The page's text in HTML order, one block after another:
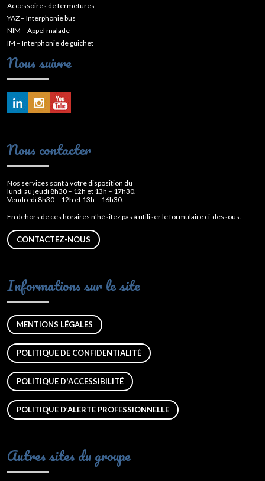
Accessoires de fermetures
YAZ – Interphonie bus
NIM – Appel malade
IM – Interphonie de guichet
Nous suivre
Nous contacter
Nos services sont à votre disposition du
lundi au jeudi 8h30 – 12h et 13h – 17h30.
Vendredi 8h30 – 12h et 13h – 16h30.
En dehors de ces horaires n’hésitez pas à utiliser le formulaire ci-dessous.
CONTACTEZ-NOUS
Informations sur le site
MENTIONS LÉGALES
POLITIQUE DE CONFIDENTIALITÉ
POLITIQUE D'ACCESSIBILITÉ
POLITIQUE D’ALERTE PROFESSIONNELLE
Autres sites du groupe